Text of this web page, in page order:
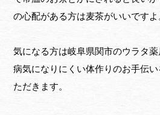
の心配がある方は麦茶がいいですよ
気になる方は岐阜県関市のウラタ薬
病気になりにくい体作りのお手伝
ただきます。